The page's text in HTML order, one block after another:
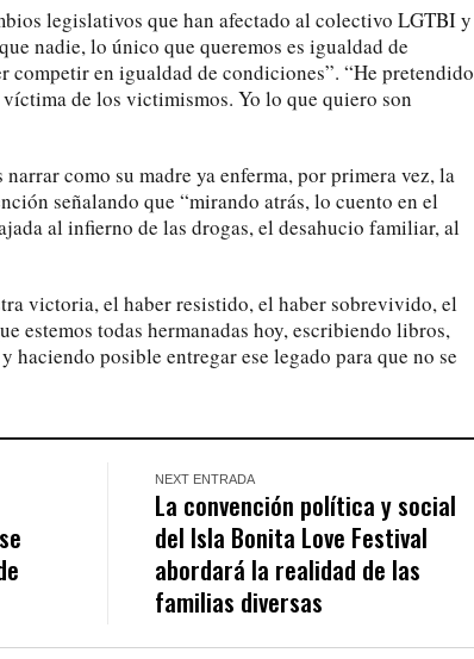
legislativos que han afectado al colectivo LGTBI y
nadie, lo único que queremos es igualdad de
competir en igualdad de condiciones”. “He pretendido
de los victimismos. Yo lo que quiero son
como su madre ya enferma, por primera vez, la
señalando que “mirando atrás, lo cuento en el
al infierno de las drogas, el desahucio familiar, al
victoria, el haber resistido, el haber sobrevivido, el
estemos todas hermanadas hoy, escribiendo libros,
haciendo posible entregar ese legado para que no se
NEXT ENTRADA
La convención política y social
del Isla Bonita Love Festival
abordará la realidad de las
familias diversas